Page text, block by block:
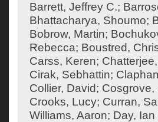
Barrett, Jeffrey C.;
Bhattacharya, Shoumo;
Bobrow, Martin;
Rebecca; Boustred,
Carss, Keren;
Cirak, Sebhattin;
Collier, David; Cosgrove,
Crooks, Lucy; Curran,
Williams, Aaron; Day, Ian